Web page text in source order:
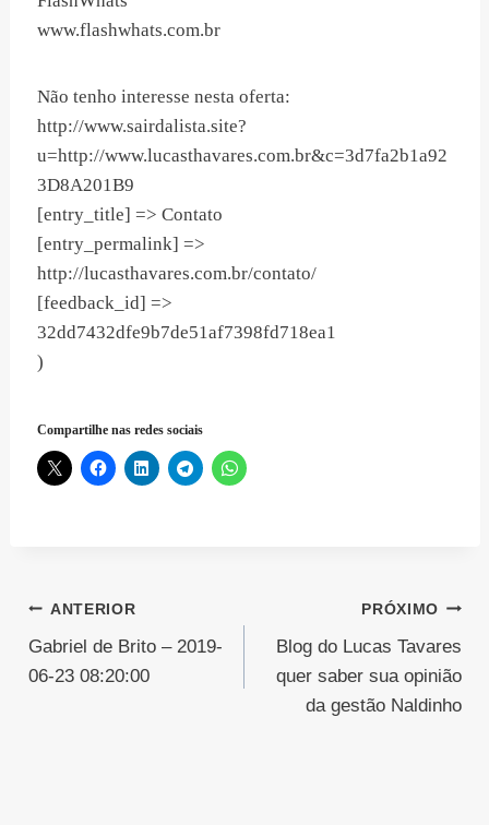
www.flashwhats.com.br
Não tenho interesse nesta oferta:
http://www.sairdalista.site?
u=http://www.lucasthavares.com.br&c=3d7fa2b1a92
3D8A201B9
[entry_title] => Contato
[entry_permalink] =>
http://lucasthavares.com.br/contato/
[feedback_id] =>
32dd7432dfe9b7de51af7398fd718ea1
)
Compartilhe nas redes sociais
Navegação
de
ANTERIOR
Gabriel de Brito – 2019-
06-23 08:20:00
PRÓXIMO
Blog do Lucas Tavares
quer saber sua opinião
da gestão Naldinho